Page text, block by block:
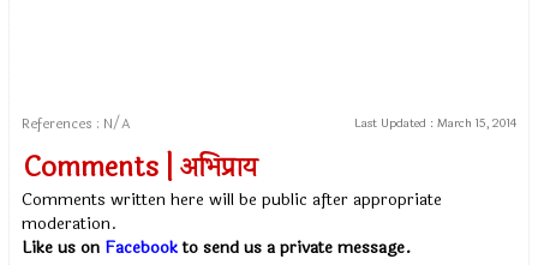
References : N/A Last Updated : March 15, 2014
Comments | अभिप्राय
Comments written here will be public after appropriate
moderation.
Like us on Facebookto send us a private message.